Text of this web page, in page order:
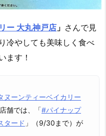
ー 大丸神戸店 」 さんで見
冷やしても美味しく食べ
ます！
ヌーンティーベイカリー
舗では、「#パイナップ
タード 」（9/30まで）が